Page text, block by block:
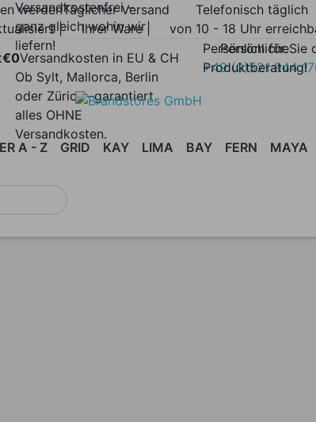
werden
|
Täglicher Versand
Ihrer Ware |
Telefonisch täglich
von 10 - 18 Uhr
€0Versandkosten in EU & CH
Versandkostenfrei –
ganz gleich wohin wir
liefern!
Ob Sylt, Mallorca, Berlin
oder Zürich –garantiert
alles OHNE
Versandkosten.
Persönlich für Sie
+49 (0)521 944
Persönliche
Produktberatung!
A - Z GRID KAY LIMA BAY FERN MAYA